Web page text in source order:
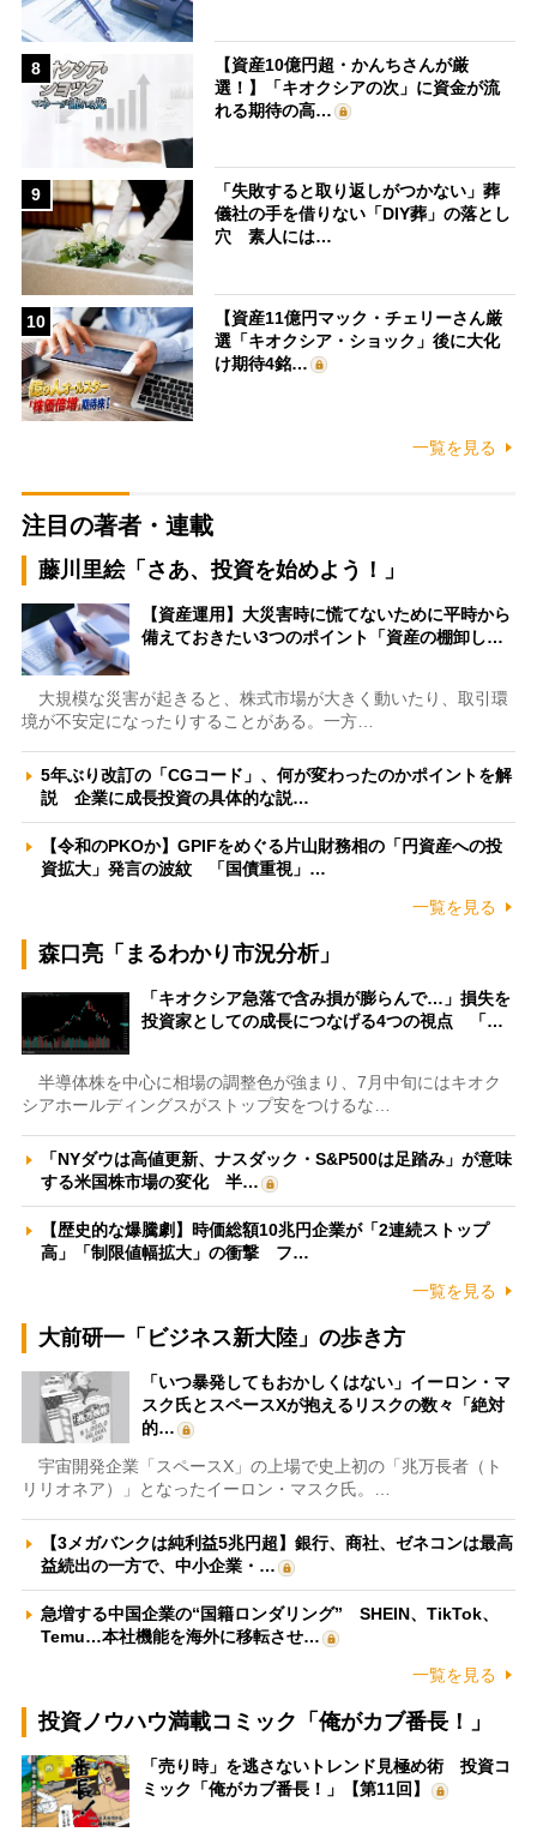
8
【資産10億円超・かんちさんが厳
選！】「キオクシアの次」に資金が流
れる期待の高…
9
「失敗すると取り返しがつかない」葬
儀社の手を借りない「DIY葬」の落とし
穴 素人には…
10
【資産11億円マック・チェリーさん厳
選「キオクシア・ショック」後に大化
け期待4銘…
一覧を見る
注目の著者・連載
藤川里絵「さあ、投資を始めよう！」
【資産運用】大災害時に慌てないために平時から
備えておきたい3つのポイント「資産の棚卸し…
大規模な災害が起きると、株式市場が大きく動いたり、取引環
境が不安定になったりすることがある。一方…
5年ぶり改訂の「CGコード」、何が変わったのかポイントを解
説 企業に成長投資の具体的な説…
【令和のPKOか】GPIFをめぐる片山財務相の「円資産への投
資拡大」発言の波紋 「国債重視」…
一覧を見る
森口亮「まるわかり市況分析」
「キオクシア急落で含み損が膨らんで…」損失を
投資家としての成長につなげる4つの視点 「…
半導体株を中心に相場の調整色が強まり、7月中旬にはキオク
シアホールディングスがストップ安をつけるな…
「NYダウは高値更新、ナスダック・S&P500は足踏み」が意味
する米国株市場の変化 半…
【歴史的な爆騰劇】時価総額10兆円企業が「2連続ストップ
高」「制限値幅拡大」の衝撃 フ…
一覧を見る
大前研一「ビジネス新大陸」の歩き方
「いつ暴発してもおかしくはない」イーロン・マ
スク氏とスペースXが抱えるリスクの数々「絶対
的…
宇宙開発企業「スペースX」の上場で史上初の「兆万長者（ト
リリオネア）」となったイーロン・マスク氏。…
【3メガバンクは純利益5兆円超】銀行、商社、ゼネコンは最高
益続出の一方で、中小企業・…
急増する中国企業の“国籍ロンダリング” SHEIN、TikTok、
Temu…本社機能を海外に移転させ…
一覧を見る
投資ノウハウ満載コミック「俺がカブ番長！」
「売り時」を逃さないトレンド見極め術 投資コ
ミック「俺がカブ番長！」【第11回】